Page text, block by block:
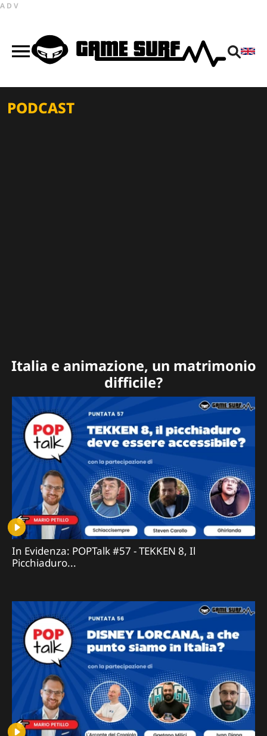
ADV
PODCAST
Italia e animazione, un matrimonio
difficile?
In Evidenza: POPTalk #57 - TEKKEN 8, Il
Picchiaduro...